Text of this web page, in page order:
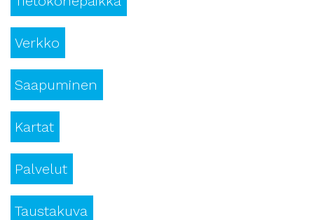
Verkko
Saapuminen
Kartat
Palvelut
Taustakuva